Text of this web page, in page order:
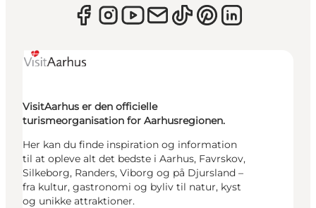
VisitAarhus er den officielle
turismeorganisation for Aarhusregionen.
Her kan du finde inspiration og information
til at opleve alt det bedste i Aarhus, Favrskov,
Silkeborg, Randers, Viborg og på Djursland –
fra kultur, gastronomi og byliv til natur, kyst
og unikke attraktioner.